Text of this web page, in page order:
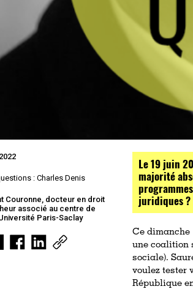
: Charles Denis
Couronne, docteur en droit
associé au centre de
Paris-Saclay
Le 19 juin
majorité
juridiques ?
Ce dimanche
une coalition
sociale).
voulez tester
République